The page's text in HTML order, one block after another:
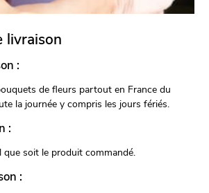
livraison
:
de fleurs partout en France du
la journée y compris les jours fériés.
:
que soit le produit commandé.
: